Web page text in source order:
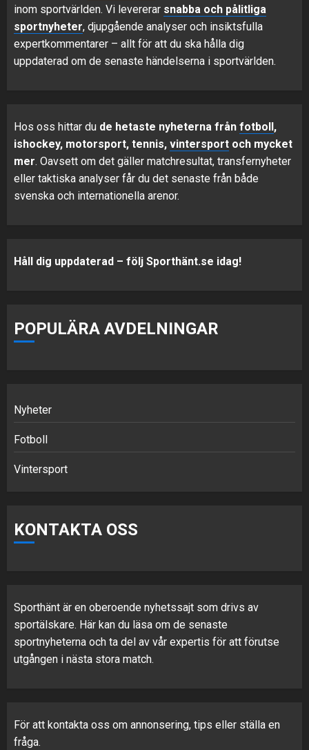
inom sportvärlden. Vi levererar snabba och pålitliga
sportnyheter, djupgående analyser och insiktsfulla
expertkommentarer – allt för att du ska hålla dig
uppdaterad om de senaste händelserna i sportvärlden.
Hos oss hittar du de hetaste nyheterna från fotboll,
ishockey, motorsport, tennis, vintersport och mycket
mer. Oavsett om det gäller matchresultat, transfernyheter
eller taktiska analyser får du det senaste från både
svenska och internationella arenor.
Håll dig uppdaterad – följ Sporthänt.se idag!
POPULÄRA AVDELNINGAR
Nyheter
Fotboll
Vintersport
KONTAKTA OSS
Sporthänt är en oberoende nyhetssajt som drivs av
sportälskare. Här kan du läsa om de senaste
sportnyheterna och ta del av vår expertis för att förutse
utgången i nästa stora match.
För att kontakta oss om annonsering, tips eller ställa en
fråga.